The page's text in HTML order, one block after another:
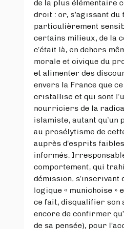
de la plus élémentaire
droit : or, s’agissant du
particulièrement
certains milieux, de la
c’était là, en dehors
morale et civique du
et alimenter des
envers la France que
cristallise et qui sont
nourriciers de la
islamiste, autant qu’un
au prosélytisme de
auprès d’esprits
informés.
comportement, qui
démission, s’inscrivant
logique « munichoise »
ce fait, disqualifier son
encore de confirmer
de sa pensée), pour